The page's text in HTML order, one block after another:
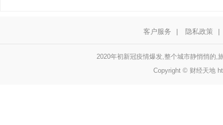
客户服务 | 隐私政策 |
2020年初新冠疫情爆发,整个城市静悄悄的,
Copyright © 财经天地